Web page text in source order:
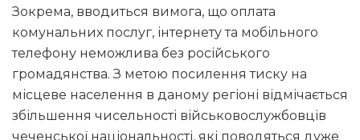
Зокрема, вводиться вимога, що оплата
комунальних послуг, інтернету та мобільного
телефону неможлива без російського
громадянства. З метою посилення тиску на
місцеве населення в даному регіоні відмічається
збільшення чисельності військовослужбовців
чеченської національності, які поводяться дуже